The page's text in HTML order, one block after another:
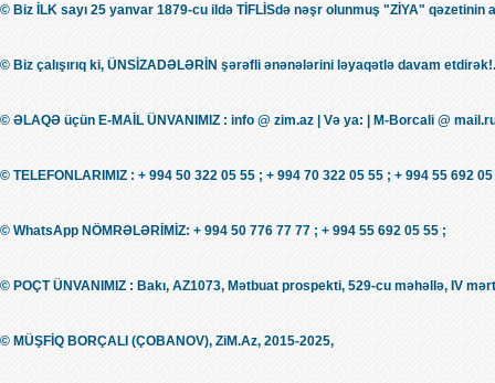
© Biz İLK sayı 25 yanvar 1879-cu ildə TİFLİSdə nəşr olunmuş "ZİYA" qəzetinin
© Biz çalışırıq ki, ÜNSİZADƏLƏRİN şərəfli ənənələrini ləyaqətlə davam
© ƏLAQƏ üçün E-MAİL ÜNVANIMIZ : info @ zim.az | Və ya: | M-Borcali @
© TELEFONLARIMIZ : + 994 50 322 05 55 ; + 994 70 322 05 55 ; + 994 55 692
© WhatsApp NÖMRƏLƏRİMİZ: + 994 50 776 77 77 ; + 994 55 692 05 55 ;
© POÇT ÜNVANIMIZ : Bakı, AZ1073, Mətbuat prospekti, 529-cu məhəllə, IV
© MÜŞFİQ BORÇALI (ÇOBANOV), ZiM.Az, 2015-2025,